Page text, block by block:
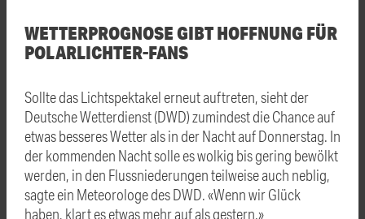
WETTERPROGNOSE GIBT HOFFNUNG FÜR
POLARLICHTER-FANS
Sollte das Lichtspektakel erneut auftreten, sieht der
Deutsche Wetterdienst (DWD) zumindest die Chance auf
etwas besseres Wetter als in der Nacht auf Donnerstag. In
der kommenden Nacht solle es wolkig bis gering bewölkt
werden, in den Flussniederungen teilweise auch neblig,
sagte ein Meteorologe des DWD. «Wenn wir Glück
haben, klart es etwas mehr auf als gestern.»